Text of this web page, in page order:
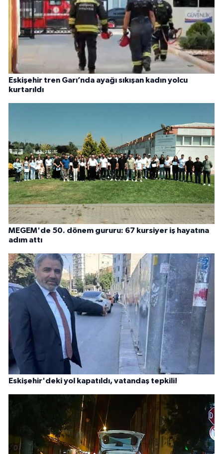
Eskişehir tren Garı’nda ayağı sıkışan kadın yolcu
kurtarıldı
MEGEM'de 50. dönem gururu: 67 kursiyer iş hayatına
adım attı
Eskişehir'deki yol kapatıldı, vatandaş tepkili!